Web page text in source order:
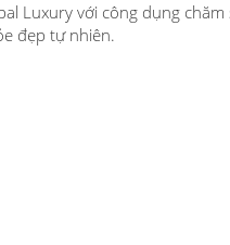
Luxury với công dụng
đẹp tự nhiên.